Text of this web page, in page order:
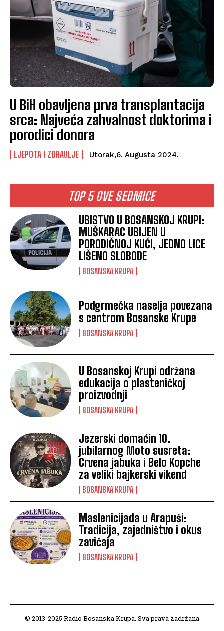
U BiH obavljena prva transplantacija
srca: Najveća zahvalnost doktorima i
porodici donora
LJEPOTA I ZDRAVLJE Utorak,6. Augusta 2024.
TOP 5 OVE SEDMICE
UBISTVO U BOSANSKOJ KRUPI:
MUŠKARAC UBIJEN U
PORODIČNOJ KUĆI, JEDNO LICE
LIŠENO SLOBODE
BOSANSKA KRUPA
Podgrmečka naselja povezana
s centrom Bosanske Krupe
BOSANSKA KRUPA
U Bosanskoj Krupi održana
edukacija o plasteničkoj
proizvodnji
BOSANSKA KRUPA
Jezerski domaćin 10.
jubilarnog Moto susreta:
Crvena jabuka i Belo Kopche
za veliki bajkerski vikend
BOSANSKA KRUPA
Maslenicijada u Arapuši:
Tradicija, zajedništvo i okus
zavičaja
BOSANSKA KRUPA
© 2013-2025 Radio Bosanska Krupa. Sva prava zadržana